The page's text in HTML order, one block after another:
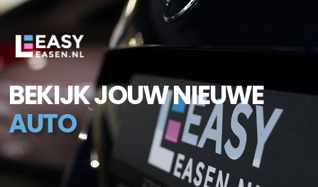
BEKIJK JOUW NIEUWE
AUTO